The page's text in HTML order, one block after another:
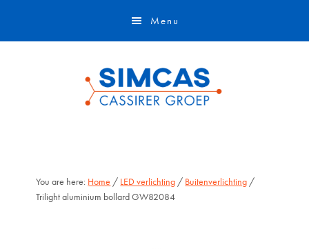
Menu
You are here: Home / LED verlichting / Buitenverlichting /
Trilight aluminium bollard GW82084